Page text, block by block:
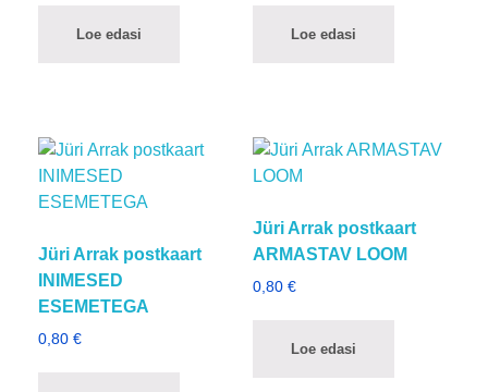
Loe edasi Loe edasi
Jüri Arrak postkaart
INIMESED
ESEMETEGA
0,80 €
Jüri Arrak postkaart
ARMASTAV LOOM
0,80 €
Loe edasi